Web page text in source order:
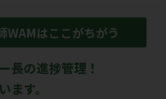
WAMはここがちがう
長の進捗管理！
す。